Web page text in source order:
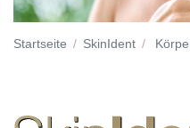
Startseite SkinIdent